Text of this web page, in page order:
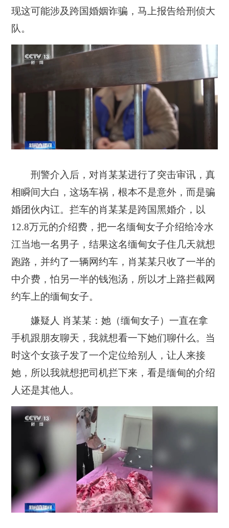
现这可能涉及跨国婚姻诈骗，马上报告给刑侦大
队。
刑警介入后，对肖某某进行了突击审讯，真
相瞬间大白，这场车祸，根本不是意外，而是骗
婚团伙内讧。拦车的肖某某是跨国黑婚介，以
12.8万元的介绍费，把一名缅甸女子介绍给冷水
江当地一名男子，结果这名缅甸女子住几天就想
跑路，并约了一辆网约车，肖某某只收了一半的
中介费，怕另一半的钱泡汤，所以才上路拦截网
约车上的缅甸女子。
嫌疑人 肖某某：她（缅甸女子）一直在拿
手机跟朋友聊天，我就想看一下她们聊什么。当
时这个女孩子发了一个定位给别人，让人来接
她，所以我就想把司机拦下来，看是缅甸的介绍
人还是其他人。